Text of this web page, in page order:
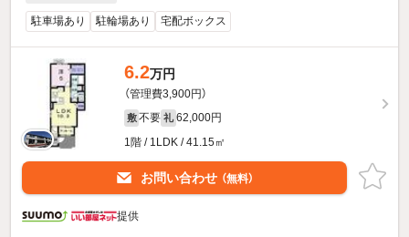
駐車場あり 駐輪場あり 宅配ボックス
6.2万円
（管理費3,900円）
敷 不要 礼 62,000円
1階 / 1LDK / 41.15㎡
お問い合わせ （無料）
提供